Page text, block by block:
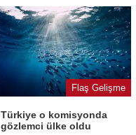
Flaş Gelişme
Türkiye o komisyonda
gözlemci ülke oldu